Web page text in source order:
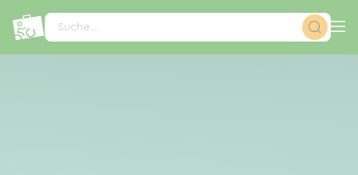
Suche...
Cookie-Einstellungen